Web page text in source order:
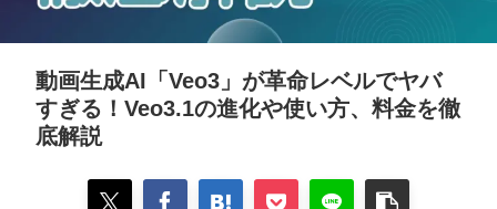
動画生成AI「Veo3」が革命レベルでヤバ
すぎる！Veo3.1の進化や使い方、料金を徹
底解説